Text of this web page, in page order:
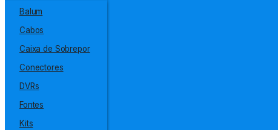
Balum
Cabos
Caixa de Sobrepor
Conectores
DVRs
Fontes
Kits